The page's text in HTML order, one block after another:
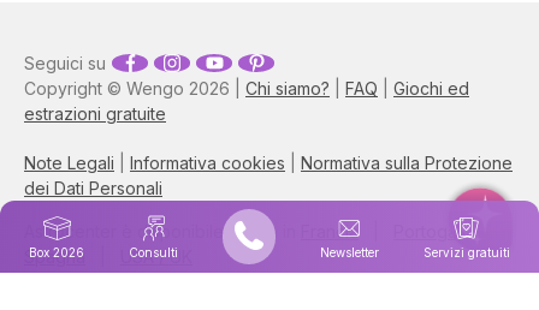
Box 2026 Consulti Newsletter Servizi gratuiti
Copyright © Wengo 2026 | Chi siamo? FAQ
Giochi ed
estrazioni gratuite
Note Legali Informativa cookies
Normativa sulla Protezione
dei Dati Personali
Seguici su
Astrocenter è disponibile anche in Francia| Portogalllo
Spagna
USA / UK